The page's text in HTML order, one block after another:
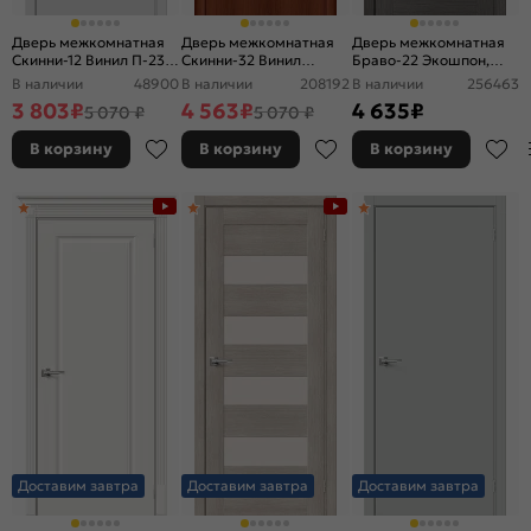
Дверь межкомнатная
Скинни-12 Винил П-23
(Белый), глухая,
В наличии 48900
3 803₽5 070 ₽
В корзину
Дверь межкомнатная
Скинни-32 Винил
Italiano Vero, глухая,
В наличии 208192
4 563₽5 070 ₽
В корзину
Дверь межкомнатная
Браво-22 Экошпон,
Grey Melinga,
царговая
В наличии 256463
4 635₽
В корзину
Доставим завтра Доставим завтра Доставим завтра